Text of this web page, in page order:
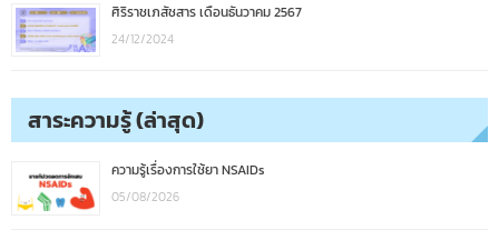
ศิริราชเภสัชสาร เดือนธันวาคม 2567
24/12/2024
สาระความรู้ (ล่าสุด)
ความรู้เรื่องการใช้ยา NSAIDs
05/08/2026